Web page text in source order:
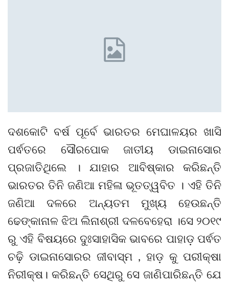
ଦଶକୋଟି ବର୍ଷ ପୂର୍ବେ ଭାରତର ମେଘାଳୟର ଖାସି
ପର୍ଵତରେ ସୌରପୋକ ଜାତୀୟ ଡାଇନାସୋର
ପ୍ରଜାତିଥିଲେ । ଯାହାର ଆବିଷ୍କାର କରିଛନ୍ତି
ଭାରତର ତିନି ଜଣିଆ ମହିଳା ଭୂତତ୍ୱବିତ । ଏହି ତିନି
ଜଣିଆ ଦଳରେ ଅନ୍ୟତମ ମୁଖ୍ୟ ହେଉଛନ୍ତି
ଢେଙ୍କାନାଳ ଝିଅ ଲିନାଶ୍ରୀ ଦଳବେହେରା ।ସେ ୨୦୧୯
ରୁ ଏହି ବିଷୟରେ ଦୁଃସାହାସିକ ଭାବରେ ପାହାଡ଼ ପର୍ଵତ
ଚଢ଼ି ଡାଇନାସୋରର ଜୀବାସ୍ମ , ହାଡ଼ କୁ ପରୀକ୍ଷା
ନିରୀକ୍ଷ। କରିଛନ୍ତି ସେଥିରୁ ସେ ଜାଣିପାରିଛନ୍ତି ଯେ